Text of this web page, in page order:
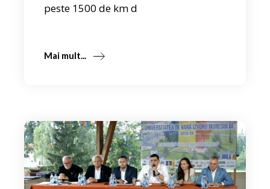
peste 1500 de km d
Mai mult...